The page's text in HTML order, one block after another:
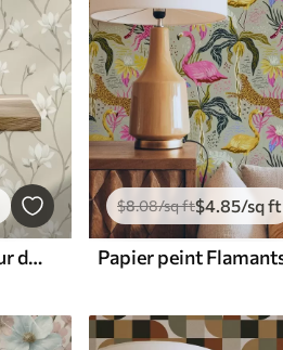
Papier peint Magnolias légers sur de fines branches beiges
$8.08/sq ft$4.85/sq ft